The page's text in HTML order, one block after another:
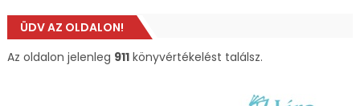
ÜDV AZ OLDALON!
Az oldalon jelenleg 911könyvértékelést találsz.